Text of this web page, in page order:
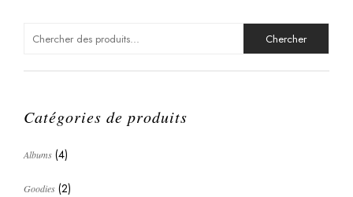
Search
for:
Catégories de produits
Albums (4)
Goodies (2)